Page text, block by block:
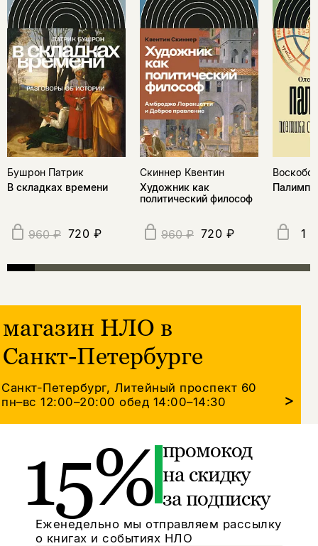
Бушрон Патрик
В складках времени
960 ₽ 720 ₽
Скиннер Квентин
Художник как
политический философ
960 ₽ 720 ₽ 1
магазин НЛО в
Санкт-Петербурге
Санкт-Петербург, Литейный проспект 60
пн–вс 12:00–20:00обед 14:00–14:30 >
15% промокод
на скидку
за подписку
Еженедельно мы отправляем рассылку
о книгах и событиях НЛО